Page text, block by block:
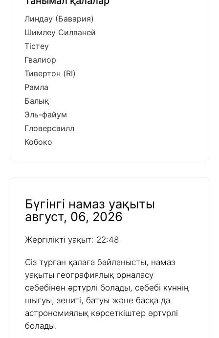
Линдау (Бавария)
Шимлеу Силваней
Тістеу
Гвалиор
Тивертон (RI)
Рамла
Балық
Эль-файум
Гловерсвилл
Кобоко
Бүгінгі намаз уақыты
август, 06, 2026
Жергілікті уақыт: 22:48
Сіз тұрған қалаға байланысты, намаз
уақыты географиялық орналасу
себебінен әртүрлі болады, себебі күннің
шығуы, зениті, батуы және басқа да
астрономиялық көрсеткіштер әртүрлі
болады.